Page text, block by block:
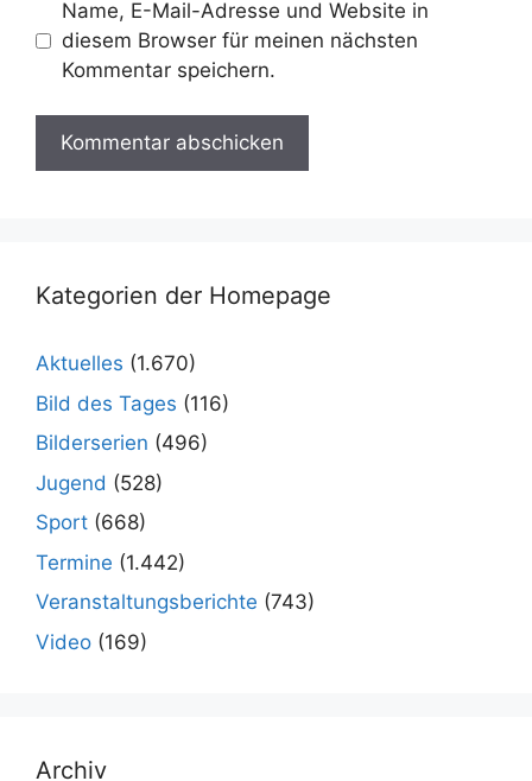
Name, E-Mail-Adresse und Website in
diesem Browser für meinen nächsten
Kommentar speichern.
Kategorien der Homepage
Aktuelles (1.670)
Bild des Tages (116)
Bilderserien (496)
Jugend (528)
Sport (668)
Termine (1.442)
Veranstaltungsberichte (743)
Video (169)
Archiv